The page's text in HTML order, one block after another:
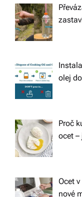
olej
Proč
ocet –
Ocet
nové